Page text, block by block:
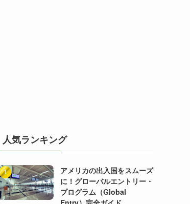
人気ランキング
アメリカの出入国をスムーズ
に！グローバルエントリー・
プログラム（Global